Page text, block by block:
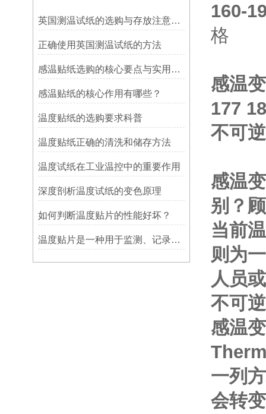
英国测温试纸的选购与存放注意事项
正确使用英国测温试纸的方法
感温贴纸选购的核心要点与实用建议
感温贴纸的核心作用有哪些？
温度贴纸的选购要求科普
温度贴纸正确的清洗和储存方法
温度试纸在工业温控中的重要作用
深度剖析温度试纸的变色原理
如何判断温度贴片的性能好坏？
温度贴片是一种用于监测、记录或指示温度变化的工具
160-
格
感温
177
不可
感温
别？
当前
则为
人员
不可
感温
一列
会转